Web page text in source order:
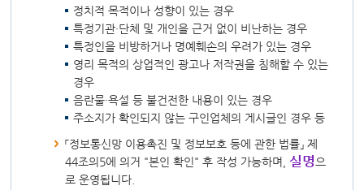
정치적 목적이나 성향이 있는 경우
특정기관·단체 및 개인을 근거 없이 비난하는 경우
특정인을 비방하거나 명예훼손의 우려가 있는 경우
영리 목적의 상업적인 광고나 저작권을 침해할 수 있는
경우
음란물·욕설 등 불건전한 내용이 있는 경우
주소지가 확인되지 않는 구인업체의 게시글인 경우 등
「정보통신망 이용촉진 및 정보보호 등에 관한 법률」 제
44조의5에 의거 "본인 확인" 후 작성 가능하며, 실명으
로 운영됩니다.